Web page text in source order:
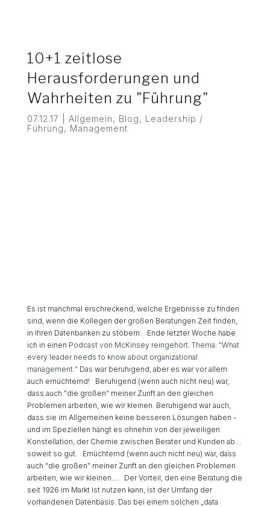
10+1 zeitlose
Herausforderungen und
Wahrheiten zu "Führung"
07.12.17 Allgemein, Blog, Leadership /
Führung, Management
Es ist manchmal erschreckend, welche Ergebnisse zu finden
sind, wenn die Kollegen der großen Beratungen Zeit finden,
in Ihren Datenbanken zu stöbern. Ende letzter Woche habe
ich in einen Podcast von McKinsey reingehört. Thema: "What
every leader needs to know about organizational
management.“Das war beruhigend, aber es war vor allem
auch ernüchternd! Beruhigend (wenn auch nicht neu) war,
dass auch "die großen" meiner Zunft an den gleichen
Problemen arbeiten, wie wir kleinen. Beruhigend war auch,
dass sie im Allgemeinen keine besseren Lösungen haben -
und im Speziellen hängt es ohnehin von der jeweiligen
Konstellation, der Chemie zwischen Berater und Kunden ab…
soweit so gut. Ernüchternd (wenn auch nicht neu) war, dass
auch "die großen" meiner Zunft an den gleichen Problemen
arbeiten, wie wir kleinen.... Der Vorteil, den eine Beratung die
seit 1926 im Markt ist nutzen kann, ist der Umfang der
vorhandenen Datenbasis. Das bei einem solchen „data